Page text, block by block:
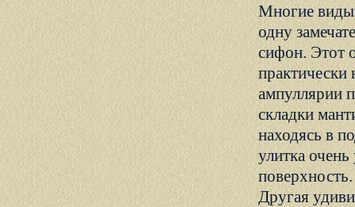
Многие
одну
сифон. Этот
практически
ампуллярии
складки
находясь в
улитка
поверхность.
Другая